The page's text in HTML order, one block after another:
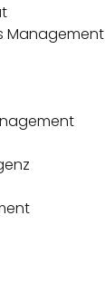
Management